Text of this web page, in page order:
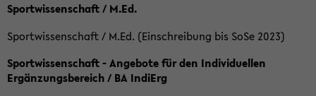
Sportwissenschaft / M.Ed.
Sportwissenschaft / M.Ed. (Einschreibung bis SoSe 2023)
Sportwissenschaft - Angebote für den Individuellen
Ergänzungsbereich / BA IndiErg